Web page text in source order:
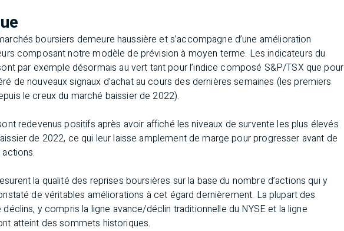
boursiers demeure haussière et s’accompagne d’une amélioration
composant notre modèle de prévision à moyen terme. Les indicateurs du
par exemple désormais au vert tant pour l’indice composé S&P/TSX que pour
de nouveaux signaux d’achat au cours des dernières semaines (les premiers
le creux du marché baissier de 2022).
redevenus positifs après avoir affiché les niveaux de survente les plus élevés
de 2022, ce qui leur laisse amplement de marge pour progresser avant de
la qualité des reprises boursières sur la base du nombre d’actions qui y
de véritables améliorations à cet égard dernièrement. La plupart des
y compris la ligne avance/déclin traditionnelle du NYSE et la ligne
atteint des sommets historiques.